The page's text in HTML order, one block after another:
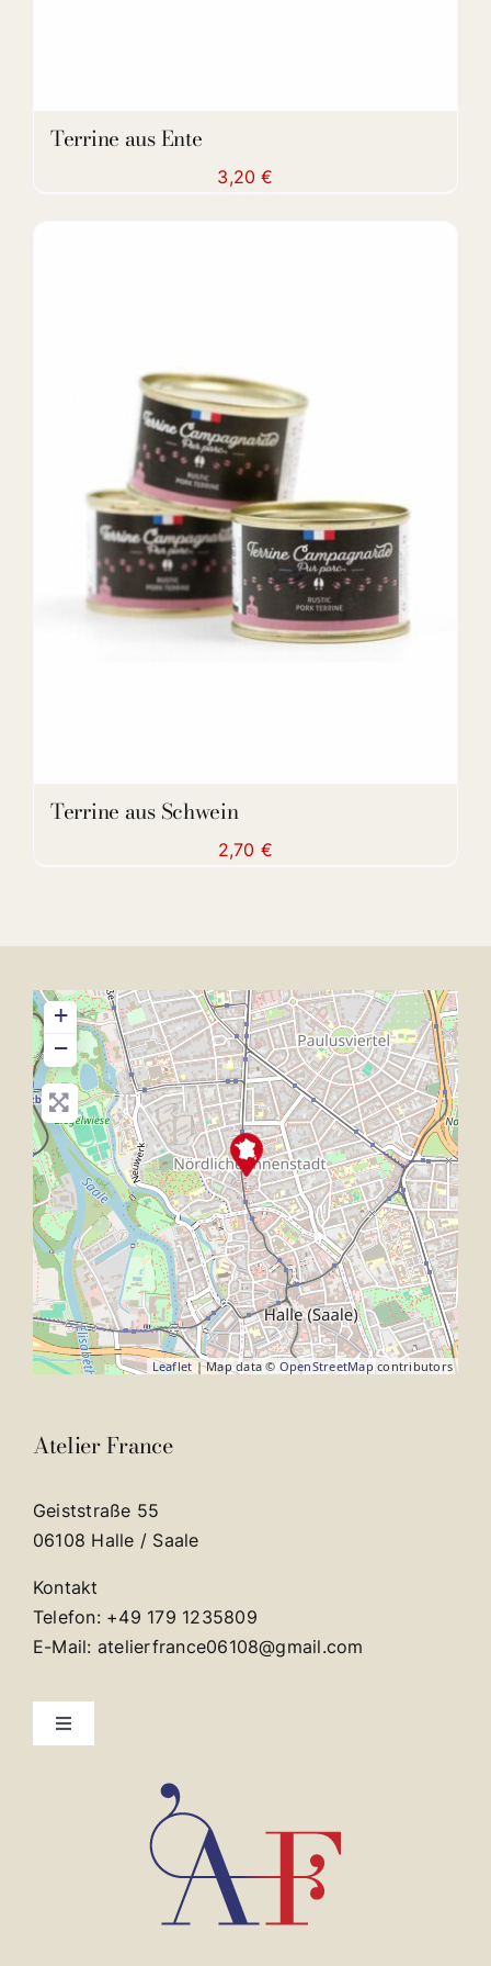
Terrine aus Ente
3,20€
DETAILS
Terrine aus Schwein
2,70 €
+
−
Leaflet | Map data © OpenStreetMap contributors
Atelier France
Geiststraße 55
06108 Halle / Saale
Kontakt
Telefon: +49 179 1235809
E-Mail: atelierfrance06108@gmail.com
Toggle